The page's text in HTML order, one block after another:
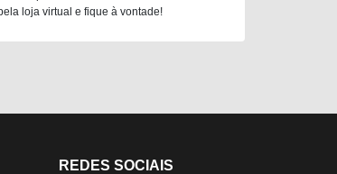
loja virtual e fique à vontade!
REDES SOCIAIS